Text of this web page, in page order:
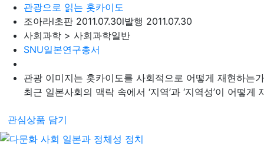
관광으로 읽는 홋카이도
조아라l초판 2011.07.30l발행 2011.07.30
사회과학 > 사회과학일반
SNU일본연구총서
관광 이미지는 홋카이도를 사회적으로 어떻게 재현하는
최근 일본사회의 맥락 속에서 ‘지역’과 ‘지역성’이 어떻게
관심상품 담기